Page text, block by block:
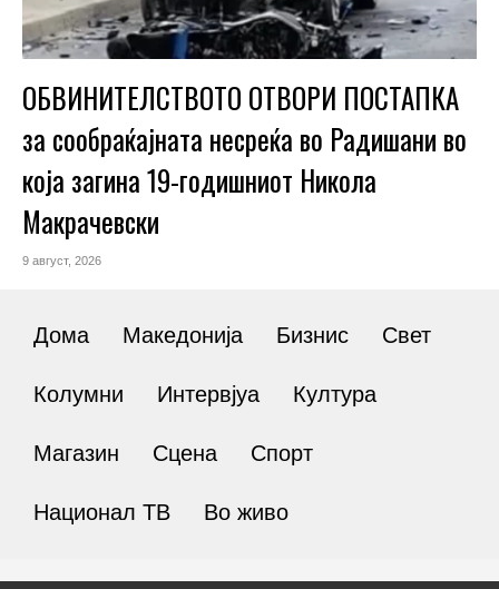
ОБВИНИТЕЛСТВОТО ОТВОРИ ПОСТАПКА
за сообраќајната несреќа во Радишани во
која загина 19-годишниот Никола
Макрачевски
9 август, 2026
Дома Македонија Бизнис Свет
Колумни Интервјуа Култура
Магазин Сцена Спорт
Национал ТВ Во живо